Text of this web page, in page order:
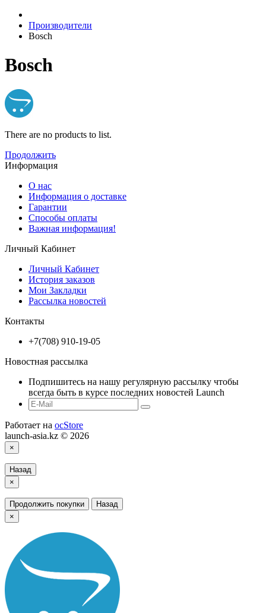
Производители
Bosch
Bosch
There are no products to list.
Продолжить
Информация
О нас
Информация о доставке
Гарантии
Способы оплаты
Важная информация!
Личный Кабинет
Личный Кабинет
История заказов
Мои Закладки
Рассылка новостей
Контакты
+7(708) 910-19-05
Новостная рассылка
Подпишитесь на нашу регулярную рассылку чтобы
всегда быть в курсе последних новостей Launch
Работает на ocStore
launch-asia.kz © 2026
×
Назад
×
Продолжить покупки
Назад
×